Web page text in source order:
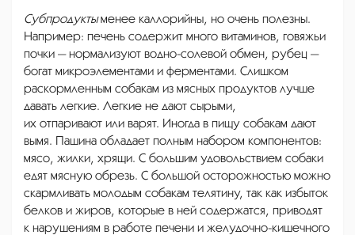
Субпродуктыменее каллорийны, но очень полезны.
Например: печень содержит много витаминов, говяжьи
почки — нормализуют водно-солевой обмен, рубец —
богат микроэлементами и ферментами. Слишком
раскормленным собакам из мясных продуктов лучше
давать легкие. Легкие не дают сырыми,
их отпаривают или варят. Иногда в пищу собакам дают
вымя. Пашина обладает полным набором компонентов:
мясо, жилки, хрящи. С большим удовольствием собаки
едят мясную обрезь. С большой осторожностью можно
скармливать молодым собакам телятину, так как избыток
белков и жиров, которые в ней содержатся, приводят
к нарушениям в работе печени и желудочно-кишечного